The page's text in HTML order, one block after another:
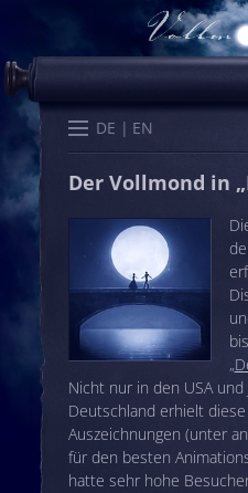
DE EN
Start Kalender
Der Vollmond in
„
Nicht nur in den USA und
Deutschland erhielt
Auszeichnungen (unter
für den besten
hatte sehr hohe